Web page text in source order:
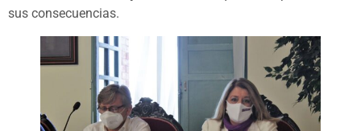
sus consecuencias.